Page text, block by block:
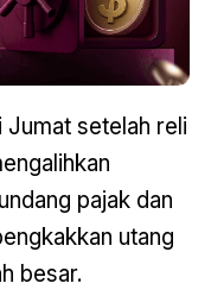
Jumat setelah reli
pajak dan
utang
besar.